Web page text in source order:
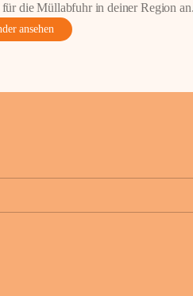
die Müllabfuhr in deiner Region
ansehen